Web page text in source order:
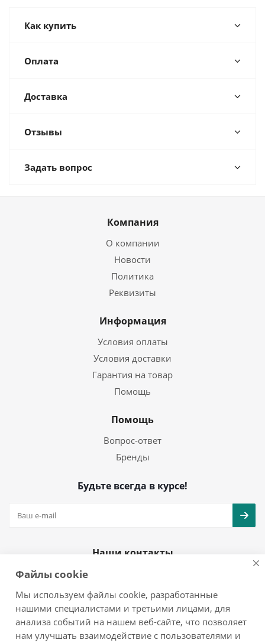
Как купить
Оплата
Доставка
Отзывы
Задать вопрос
Компания
О компании
Новости
Политика
Реквизиты
Информация
Условия оплаты
Условия доставки
Гарантия на товар
Помощь
Помощь
Вопрос-ответ
Бренды
Будьте всегда в курсе!
Наши контакты
+7(925)979-08-25
Файлы cookie
Мы используем файлы cookie, разработанные
нашими специалистами и третьими лицами, для
анализа событий на нашем веб-сайте, что позволяет
нам улучшать взаимодействие с пользователями и